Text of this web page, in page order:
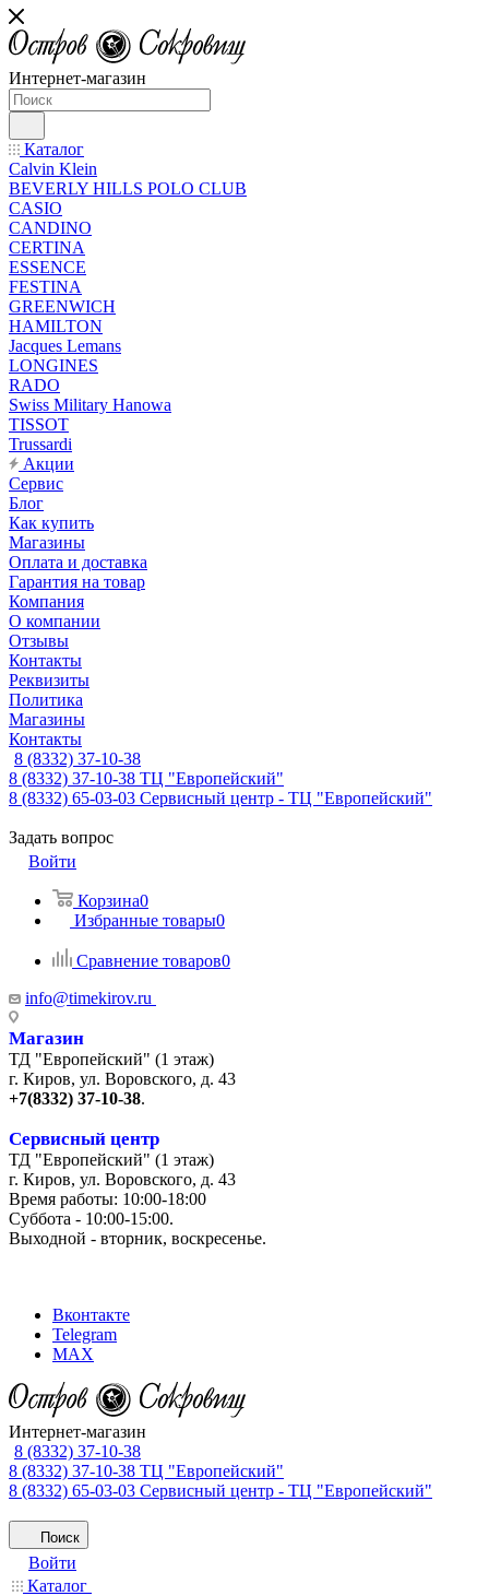
Интернет-магазин
Каталог
Calvin Klein
BEVERLY HILLS POLO CLUB
CASIO
CANDINO
CERTINA
ESSENCE
FESTINA
GREENWICH
HAMILTON
Jacques Lemans
LONGINES
RADO
Swiss Military Hanowa
TISSOT
Trussardi
Акции
Сервис
Блог
Как купить
Магазины
Оплата и доставка
Гарантия на товар
Компания
О компании
Отзывы
Контакты
Реквизиты
Политика
Магазины
Контакты
8 (8332) 37-10-38
8 (8332) 37-10-38 ТЦ "Европейский"
8 (8332) 65-03-03 Сервисный центр - ТЦ "Европейский"
Задать вопрос
Войти
Корзина0
Избранные товары0
Сравнение товаров0
info@timekirov.ru
Магазин
ТД "Европейский" (1 этаж)
г. Киров, ул. Воровского, д. 43
+7(8332) 37-10-38.
Сервисный центр
ТД "Европейский" (1 этаж)
г. Киров, ул. Воровского, д. 43
Время работы: 10:00-18:00
Суббота - 10:00-15:00.
Выходной - вторник, воскресенье.
Вконтакте
Telegram
MAX
Интернет-магазин
8 (8332) 37-10-38
8 (8332) 37-10-38 ТЦ "Европейский"
8 (8332) 65-03-03 Сервисный центр - ТЦ "Европейский"
Поиск
Войти
Каталог